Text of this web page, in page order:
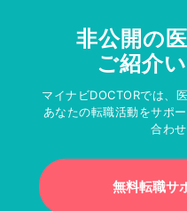
非公開の
ご紹介
マイナビDOCTORでは、
あなたの転職活動をサポ
合わせ
無料転職サ